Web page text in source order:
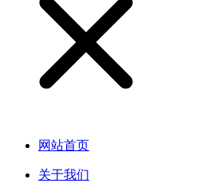
网站首页
关于我们